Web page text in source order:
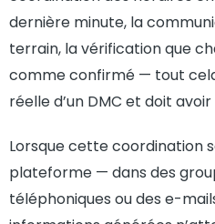
dernière minute, la
terrain, la vérification que
comme confirmé — tout
réelle d’un DMC et doit
Lorsque cette coordination
plateforme — dans des
téléphoniques ou des e-